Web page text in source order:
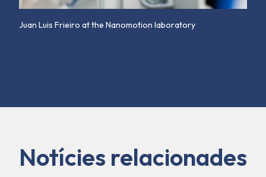
Juan Luis Frieiro at the Nanomotion laboratory
Notícies relacionades